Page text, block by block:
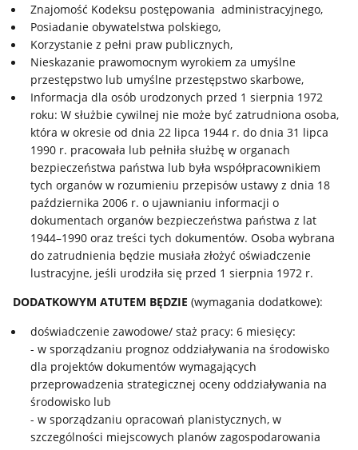
Znajomość Kodeksu postępowania administracyjnego,
Posiadanie obywatelstwa polskiego,
Korzystanie z pełni praw publicznych,
Nieskazanie prawomocnym wyrokiem za umyślne
przestępstwo lub umyślne przestępstwo skarbowe,
Informacja dla osób urodzonych przed 1 sierpnia 1972
roku: W służbie cywilnej nie może być zatrudniona osoba,
która w okresie od dnia 22 lipca 1944 r. do dnia 31 lipca
1990 r. pracowała lub pełniła służbę w organach
bezpieczeństwa państwa lub była współpracownikiem
tych organów w rozumieniu przepisów ustawy z dnia 18
października 2006 r. o ujawnianiu informacji o
dokumentach organów bezpieczeństwa państwa z lat
1944–1990 oraz treści tych dokumentów. Osoba wybrana
do zatrudnienia będzie musiała złożyć oświadczenie
lustracyjne, jeśli urodziła się przed 1 sierpnia 1972 r.
DODATKOWYM ATUTEM BĘDZIE(wymagania dodatkowe):
doświadczenie zawodowe/ staż pracy: 6 miesięcy:
- w sporządzaniu prognoz oddziaływania na środowisko
dla projektów dokumentów wymagających
przeprowadzenia strategicznej oceny oddziaływania na
środowisko lub
- w sporządzaniu opracowań planistycznych, w
szczególności miejscowych planów zagospodarowania